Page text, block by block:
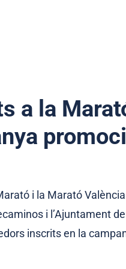
a la
i la Marató València
i l’Ajuntament
inscrits en la